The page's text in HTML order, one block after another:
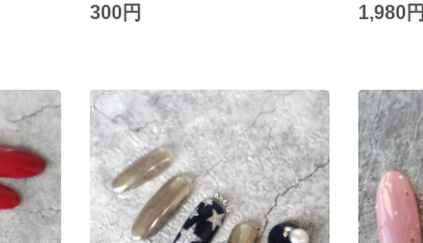
300円 1,980円